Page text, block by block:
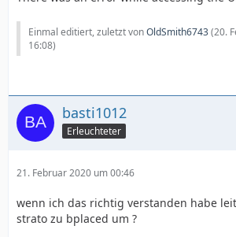
Einmal editiert, zuletzt vonOldSmith6743(20.
16:08)
basti1012
Erleuchteter
21. Februar 2020 um 00:46
wenn ich das richtig verstanden habe
strato zu bplaced um ?